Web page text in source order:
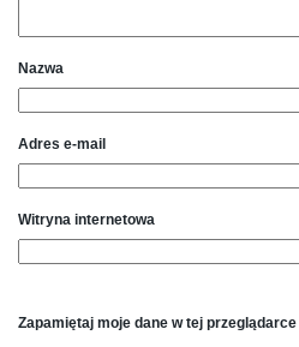
Nazwa
Adres e-mail
Witryna internetowa
Zapamiętaj moje dane w tej